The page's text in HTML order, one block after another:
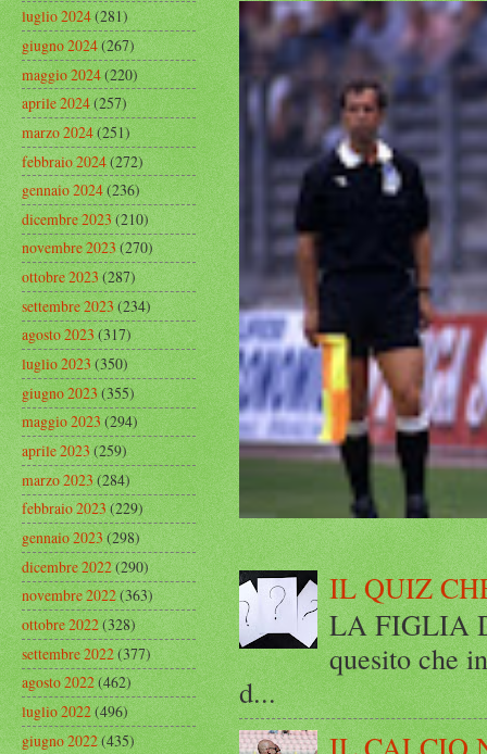
IL QUIZ
LA FIGLIA
quesito che
d...
luglio 2024(281)
giugno 2024(267)
maggio 2024(220)
aprile 2024(257)
marzo 2024(251)
febbraio 2024(272)
gennaio 2024(236)
dicembre 2023(210)
novembre 2023(270)
ottobre 2023(287)
settembre 2023(234)
agosto 2023(317)
luglio 2023(350)
giugno 2023(355)
maggio 2023(294)
aprile 2023(259)
marzo 2023(284)
febbraio 2023(229)
gennaio 2023(298)
dicembre 2022(290)
novembre 2022(363)
ottobre 2022(328)
settembre 2022(377)
agosto 2022(462)
luglio 2022(496)
giugno 2022(435)